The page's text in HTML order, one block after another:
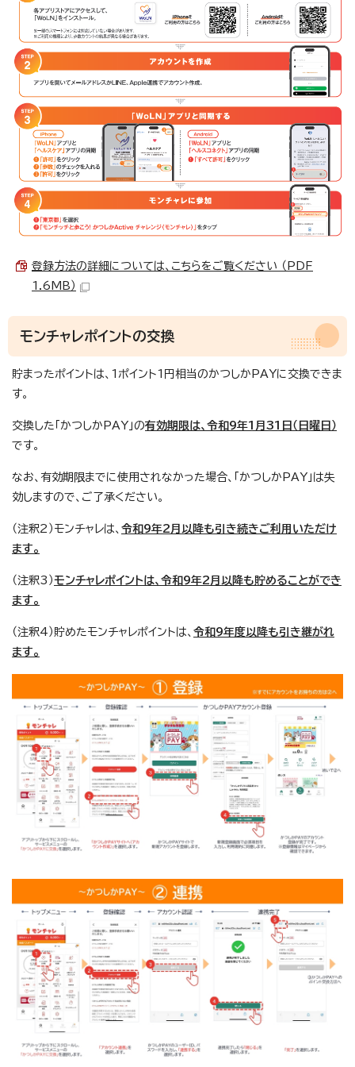
登録方法の詳細については、こちらをご覧ください （PDF
1.6MB）
モンチャレポイントの交換
貯まったポイントは、1ポイント1円相当のかつしかPAYに交換できま
す。
交換した「かつしかPAY」の有効期限は、令和9年1月31日（日曜日）
です。
なお、有効期限までに使用されなかった場合、「かつしかPAY」は失
効しますので、ご了承ください。
（注釈2）モンチャレは、 令和9年2月以降も引き続きご利用いただけ
ます。
（注釈3）モンチャレポイントは、令和9年2月以降も貯めることができ
ます。
（注釈4）貯めたモンチャレポイントは、 令和9年度以降も引き継がれ
ます。